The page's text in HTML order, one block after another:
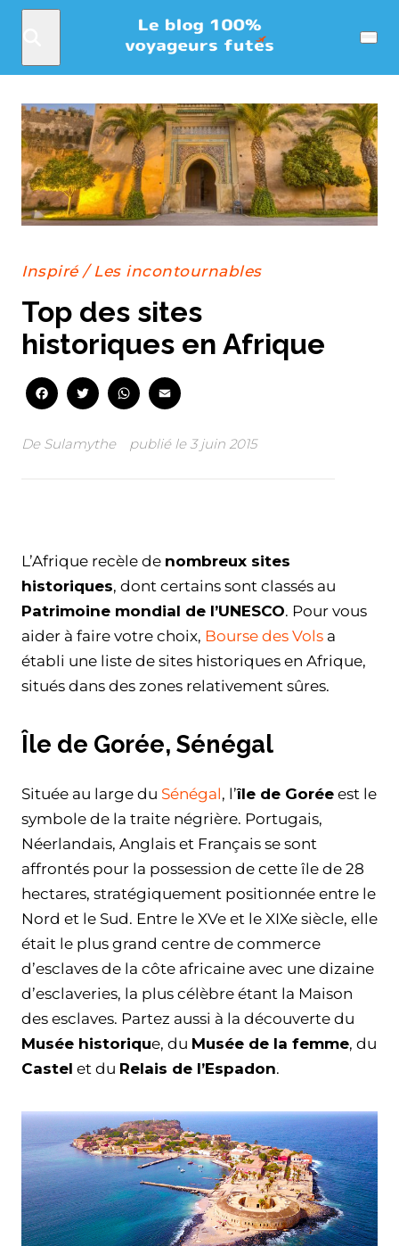
Menu
Inspiré/ Les incontournables
Top des sites
historiques en Afrique
FacebookTwitterWhatsApp
De Sulamythe publié le3 juin 2015
L’Afrique recèle de nombreux sites
historiques, dont certains sont classés au
Patrimoine mondial de l’UNESCO. Pour vous
aider à faire votre choix, Bourse des Vols a
établi une liste de sites historiques en Afrique,
situés dans des zones relativement sûres.
Île de Gorée, Sénégal
Située au large du Sénégal, l’île de Gorée est le
symbole de la traite négrière. Portugais,
Néerlandais, Anglais et Français se sont
affrontés pour la possession de cette île de 28
hectares, stratégiquement positionnée entre le
Nord et le Sud. Entre le XVe et le XIXe siècle, elle
était le plus grand centre de commerce
d’esclaves de la côte africaine avec une dizaine
d’esclaveries, la plus célèbre étant la Maison
des esclaves. Partez aussi à la découverte du
Musée historique, du Musée de la femme, du
Castel et du Relais de l’Espadon.